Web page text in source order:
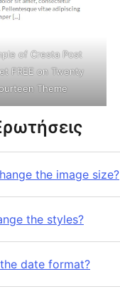
of Cresta Post
FREE on Twenty
Theme
the image size?
the styles?
date format?